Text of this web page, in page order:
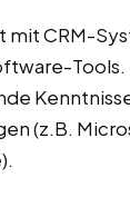
mit CRM-
Tools.
(z.B.